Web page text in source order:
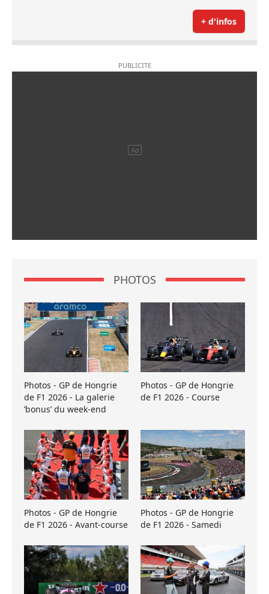
+ d'infos
PHOTOS
Photos - GP de Hongrie
de F1 2026 - La galerie
’bonus’ du week-end
Photos - GP de Hongrie
de F1 2026 - Course
Photos - GP de Hongrie
de F1 2026 - Avant-course
Photos - GP de Hongrie
de F1 2026 - Samedi